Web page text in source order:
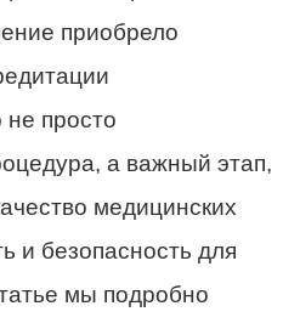
приобрело
просто
а важный этап,
медицинских
и безопасность для
мы подробно